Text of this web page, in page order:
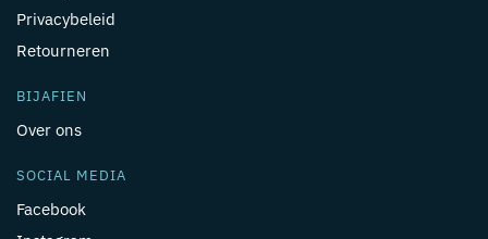
Privacybeleid
Retourneren
BIJAFIEN
Over ons
SOCIAL MEDIA
Facebook